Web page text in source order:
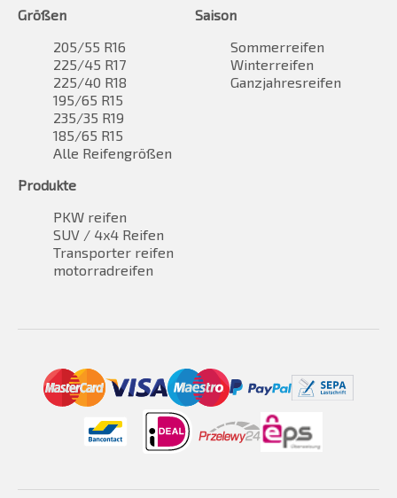
Größen
205/55 R16
225/45 R17
225/40 R18
195/65 R15
235/35 R19
185/65 R15
Alle Reifengrößen
Saison
Sommerreifen
Winterreifen
Ganzjahresreifen
Produkte
PKW reifen
SUV / 4x4 Reifen
Transporter reifen
motorradreifen